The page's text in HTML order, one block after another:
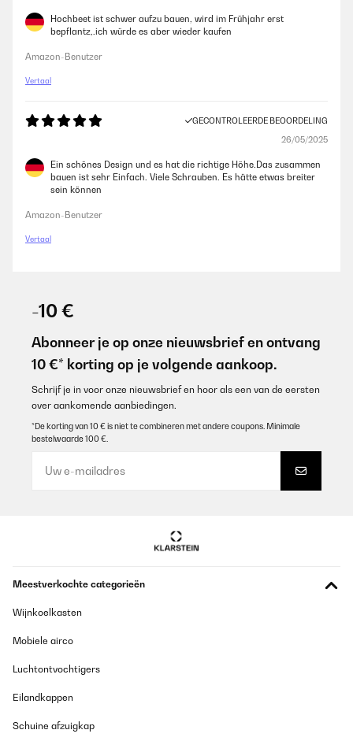
Hochbeet ist schwer aufzu bauen, wird im Frühjahr erst
bepflantz,.ich würde es aber wieder kaufen
Amazon-Benutzer
Vertaal
GECONTROLEERDE BEOORDELING
26/05/2025
Ein schönes Design und es hat die richtige Höhe.Das zusammen
bauen ist sehr Einfach. Viele Schrauben. Es hätte etwas breiter
sein können
Amazon-Benutzer
Vertaal
-10 €
Abonneer je op onze nieuwsbrief en ontvang
10 €* korting op je volgende aankoop.
Schrijf je in voor onze nieuwsbrief en hoor als een van de eersten
over aankomende aanbiedingen.
*De korting van 10 € is niet te combineren met andere coupons. Minimale
bestelwaarde 100 €.
Meestverkochte categorieën
Wijnkoelkasten
Mobiele airco
Luchtontvochtigers
Eilandkappen
Schuine afzuigkap